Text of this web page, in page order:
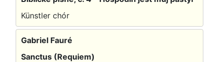
Künstler chór
Gabriel Fauré
Sanctus (Requiem)